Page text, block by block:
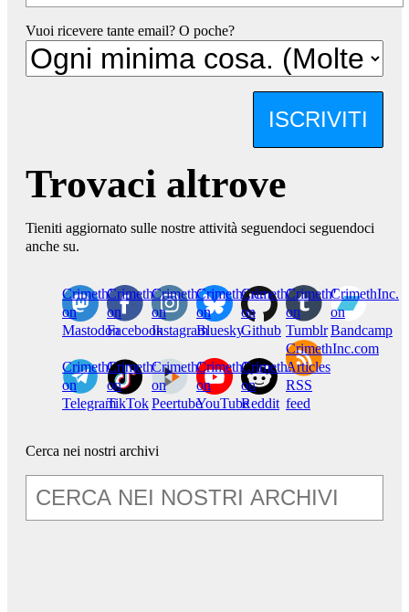
Vuoi ricevere tante email? O poche?
ISCRIVITI
Trovaci altrove
Tieniti aggiornato sulle nostre attività seguendoci seguendoci
anche su.
CrimethInc.
on
Mastodon
Crimethinc.
on
Facebook
Crimethinc.
on
Instagram
Crimethinc.
on
Bluesky
CrimethInc.
on
Github
CrimethInc.
on
Tumblr
CrimethInc.
on
Bandcamp
CrimethInc.
on
Telegram
Crimethinc.
on
TikTok
CrimethInc.
on
Peertube
CrimethInc.
on
YouTube
CrimethInc.
on
Reddit
CrimethInc.com
Articles
RSS
feed
Cerca nei nostri archivi